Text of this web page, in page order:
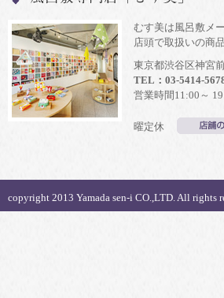
むす美は風呂敷メ
店頭で取扱いの商
東京都渋谷区神宮
TEL：03-5414-
営業時間11:00～
曜定休
copyright 2013 Yamada sen-i CO.,LTD. All rights